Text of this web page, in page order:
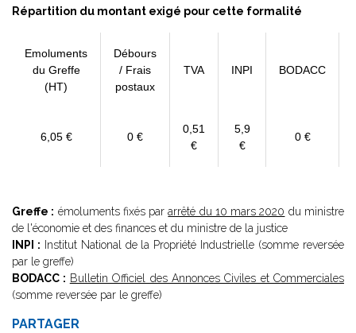
Répartition du montant exigé pour cette formalité
Emoluments
du Greffe
(HT)
Débours
/ Frais
postaux
TVA INPI BODACC
6,05 € 0 €
0,51
€
5,9
€
0 €
Greffe : émoluments fixés pararrêté du 10 mars 2020 du ministre
de l'économie et des finances et du ministre de la justice
INPI : Institut National de la Propriété Industrielle (somme reversée
par le greffe)
BODACC : Bulletin Officiel des Annonces Civiles et Commerciales
(somme reversée par le greffe)
PARTAGER